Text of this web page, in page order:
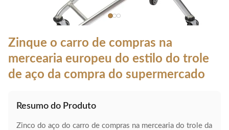
Zinque o carro de compras na
mercearia europeu do estilo do trole
de aço da compra do supermercado
Resumo do Produto
Zinco do aço do carro de compras na mercearia do trole da